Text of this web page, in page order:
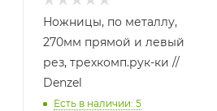
Ножницы, по металлу,
270мм прямой и левый
рез, трехкомп.рук-ки //
Denzel
Есть в наличии: 5